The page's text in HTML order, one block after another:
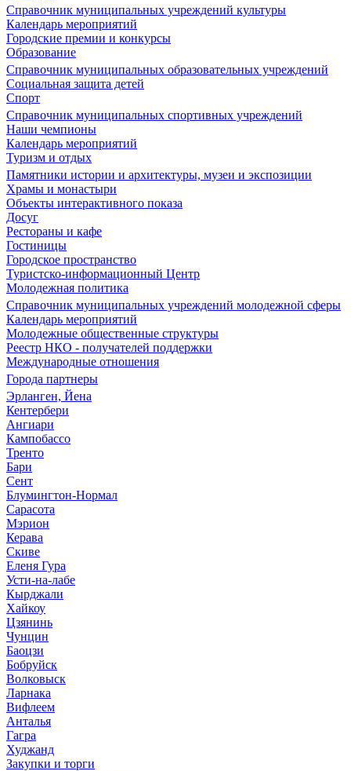
Справочник муниципальных учреждений культуры
Календарь мероприятий
Городские премии и конкурсы
Образование
Справочник муниципальных образовательных учреждений
Социальная защита детей
Спорт
Справочник муниципальных спортивных учреждений
Наши чемпионы
Календарь мероприятий
Туризм и отдых
Памятники истории и архитектуры, музеи и экспозиции
Храмы и монастыри
Объекты интерактивного показа
Досуг
Рестораны и кафе
Гостиницы
Городское пространство
Туристско-информационный Центр
Молодежная политика
Справочник муниципальных учреждений молодежной сферы
Календарь мероприятий
Молодежные общественные структуры
Реестр НКО - получателей поддержки
Международные отношения
Города партнеры
Эрланген, Йена
Кентербери
Ангиари
Кампобассо
Тренто
Бари
Сент
Блумингтон-Нормал
Сарасота
Мэрион
Керава
Скиве
Еленя Гура
Усти-на-лабе
Кырджали
Хайкоу
Цзянинь
Чунцин
Баоцзи
Бобруйск
Волковыск
Ларнака
Вифлеем
Анталья
Гагра
Худжанд
Закупки и торги